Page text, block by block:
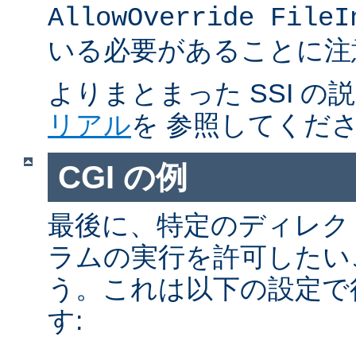
AllowOverride
いる必要があることに
よりまとまった SSI の
リアルを 参照してくだ
CGI の例
最後に、特定のディレ
ラムの実行を許可した
う。これは以下の設定
す: